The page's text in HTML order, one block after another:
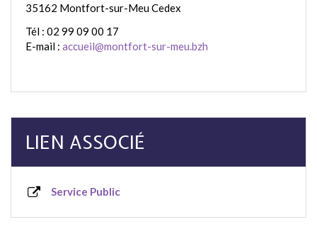
35162 Montfort-sur-Meu Cedex
Tél : 02 99 09 00 17
E-mail : accueil@montfort-sur-meu.bzh
LIEN ASSOCIÉ
Service Public